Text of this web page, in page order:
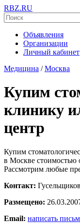
RBZ.RU
Объявления
Организации
Личный кабинет
Медицина / Москва
Купим
клинику
центр
Купим
в Москве
Рассмотрим любые
Контакт:
Размещено:
Email: написать